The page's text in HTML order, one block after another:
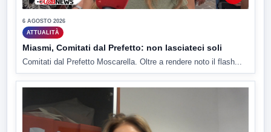
6 AGOSTO 2026
ATTUALITÀ
Miasmi, Comitati dal Prefetto: non lasciateci soli
Comitati dal Prefetto Moscarella. Oltre a rendere noto il flash...